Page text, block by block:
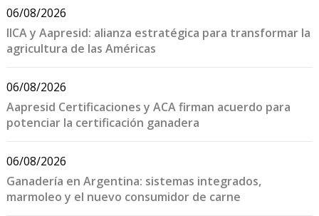
06/08/2026
IICA y Aapresid: alianza estratégica para transformar la
agricultura de las Américas
06/08/2026
Aapresid Certificaciones y ACA firman acuerdo para
potenciar la certificación ganadera
06/08/2026
Ganadería en Argentina: sistemas integrados,
marmoleo y el nuevo consumidor de carne